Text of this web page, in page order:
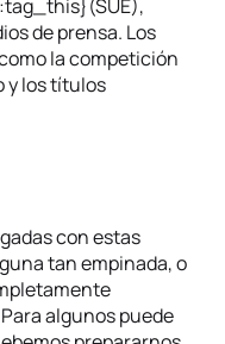
de prensa. Los
la competición
y los títulos
con estas
tan empinada, o
algunos puede